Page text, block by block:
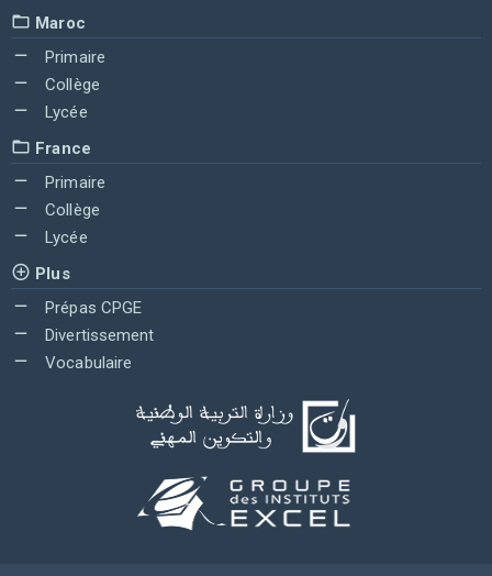
Maroc
Primaire
Collège
Lycée
France
Primaire
Collège
Lycée
Plus
Prépas CPGE
Divertissement
Vocabulaire